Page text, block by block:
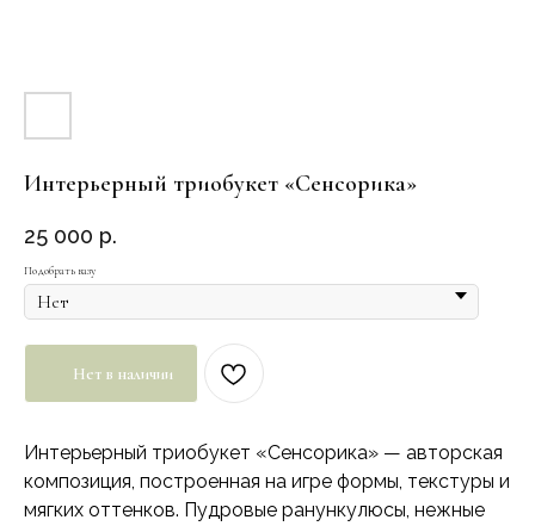
Интерьерный триобукет «Сенсорика»
25 000 р.
Подобрать вазу
Нет в наличии
Интерьерный триобукет «Сенсорика» — авторская
композиция, построенная на игре формы, текстуры и
мягких оттенков. Пудровые ранункулюсы, нежные